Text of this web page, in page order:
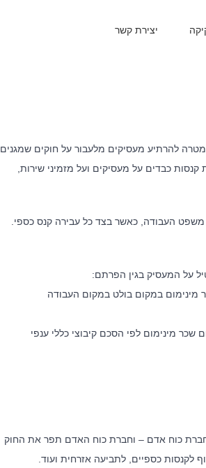
יצירת קשר
שנכנס לתוקפו ביוני 2012, בא לאוויר העולם במטרה להרתיע מעסיקים מלעבור על חוקים שמגנים
כבדים על מעסיקים ועל מזמיני שירות,
על חוקים שונים בתחום משפט העבודה, כאשר בצד כל עבירה קנס כספי.
על המעסיק בגין הפרתם:
שכר מינימום לפי הסכם קיבוצי כללי ענפי
מחברת כוח אדם – וחברת כוח האדם תפר את החוק
לקנסות כספיים, לתביעה אזרחית ועוד.